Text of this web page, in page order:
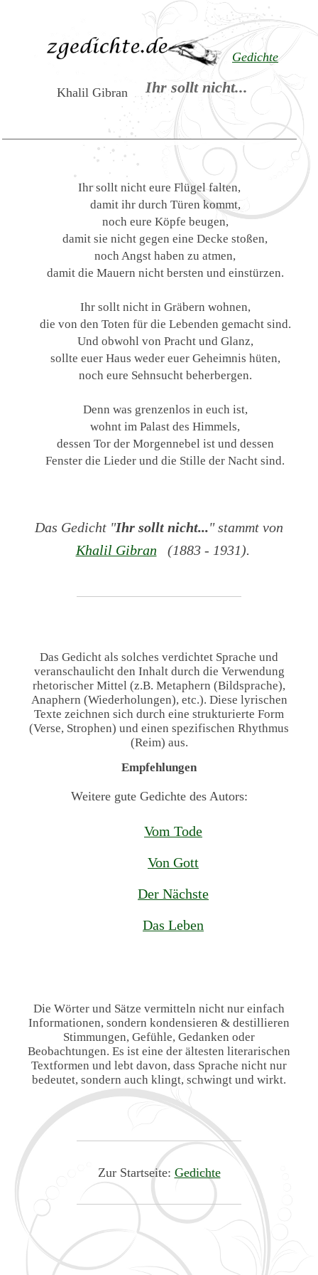
Gedichte
Ihr sollt nicht...
Khalil Gibran
Ihr sollt nicht eure Flügel falten,
damit ihr durch Türen kommt,
noch eure Köpfe beugen,
damit sie nicht gegen eine Decke stoßen,
noch Angst haben zu atmen,
damit die Mauern nicht bersten und einstürzen.
Ihr sollt nicht in Gräbern wohnen,
die von den Toten für die Lebenden gemacht sind.
Und obwohl von Pracht und Glanz,
sollte euer Haus weder euer Geheimnis hüten,
noch eure Sehnsucht beherbergen.
Denn was grenzenlos in euch ist,
wohnt im Palast des Himmels,
dessen Tor der Morgennebel ist und dessen
Fenster die Lieder und die Stille der Nacht sind.
Das Gedicht "Ihr sollt nicht..." stammt von
Khalil Gibran (1883 - 1931).
Das Gedicht als solches verdichtet Sprache und
veranschaulicht den Inhalt durch die Verwendung
rhetorischer Mittel (z.B. Metaphern (Bildsprache),
Anaphern (Wiederholungen), etc.). Diese lyrischen
Texte zeichnen sich durch eine strukturierte Form
(Verse, Strophen) und einen spezifischen Rhythmus
(Reim) aus.
Empfehlungen
Weitere gute Gedichte des Autors:
Vom Tode
Von Gott
Der Nächste
Das Leben
Die Wörter und Sätze vermitteln nicht nur einfach
Informationen, sondern kondensieren & destillieren
Stimmungen, Gefühle, Gedanken oder
Beobachtungen. Es ist eine der ältesten literarischen
Textformen und lebt davon, dass Sprache nicht nur
bedeutet, sondern auch klingt, schwingt und wirkt.
Zur Startseite: Gedichte